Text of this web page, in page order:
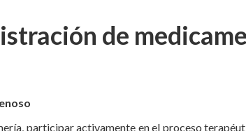
de
participar activamente en el proceso